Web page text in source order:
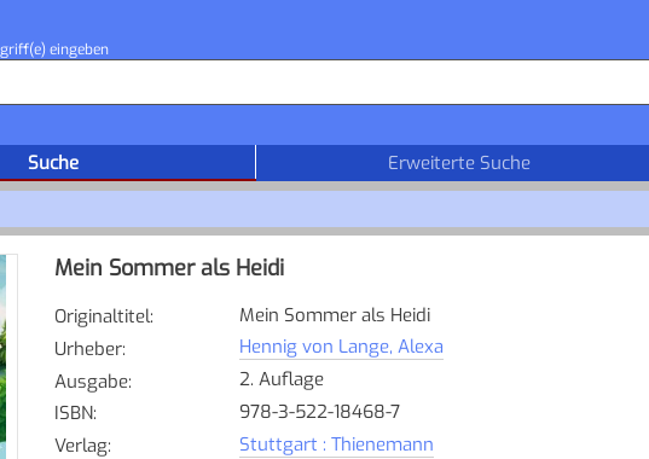
eingeben
Suche Erweiterte Suche
Mein Sommer als Heidi
Originaltitel:
Mein Sommer als Heidi
Urheber:
Hennig von Lange, Alexa
Ausgabe:
2. Auflage
ISBN:
978-3-522-18468-7
Verlag:
Stuttgart : Thienemann